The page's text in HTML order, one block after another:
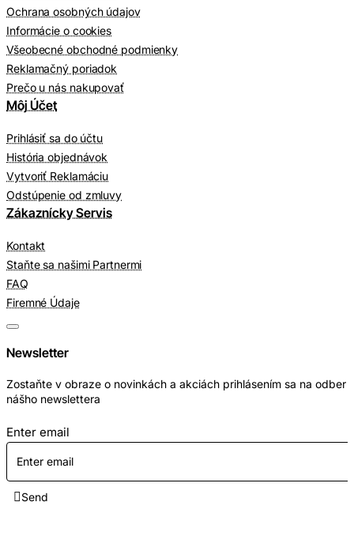
Ochrana osobných údajov
Informácie o cookies
Všeobecné obchodné podmienky
Reklamačný poriadok
Prečo u nás nakupovať
Môj Účet
Prihlásiť sa do účtu
História objednávok
Vytvoriť Reklamáciu
Odstúpenie od zmluvy
Zákaznícky Servis
Kontakt
Staňte sa našimi Partnermi
FAQ
Firemné Údaje
Newsletter
Zostaňte v obraze o novinkách a akciách prihlásením sa na odber
nášho newslettera
Enter email
Send